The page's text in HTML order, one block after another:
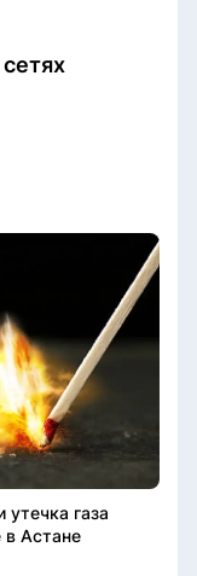
газа
в Астане